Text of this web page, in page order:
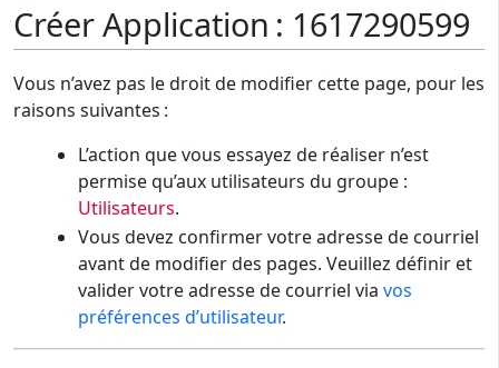
Créer Application : 1617290599
Vous n’avez pas le droit de modifier cette page, pour les
raisons suivantes :
L’action que vous essayez de réaliser n’est
permise qu’aux utilisateurs du groupe :
Utilisateurs.
Vous devez confirmer votre adresse de courriel
avant de modifier des pages. Veuillez définir et
valider votre adresse de courriel via vos
préférences d’utilisateur.